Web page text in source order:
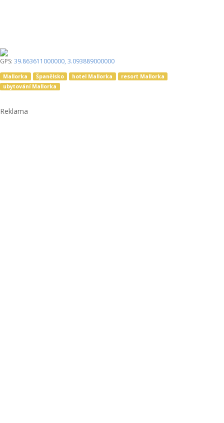
GPS: 39.863611000000, 3.093889000000
Mallorka Španělsko hotel Mallorka
resort Mallorka
ubytování Mallorka
Reklama